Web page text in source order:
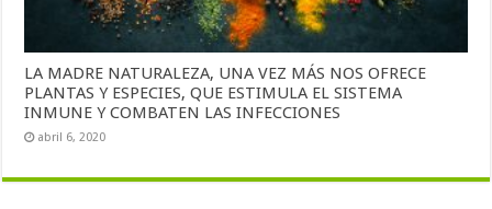
LA MADRE NATURALEZA, UNA VEZ MÁS NOS OFRECE
PLANTAS Y ESPECIES, QUE ESTIMULA EL SISTEMA
INMUNE Y COMBATEN LAS INFECCIONES
abril 6, 2020